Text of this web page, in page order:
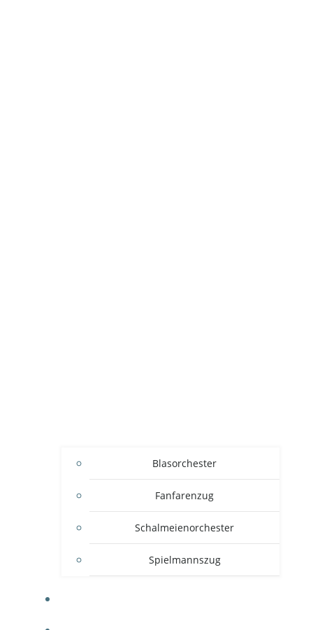
Blasorchester
Fanfarenzug
Schalmeienorchester
Spielmannszug